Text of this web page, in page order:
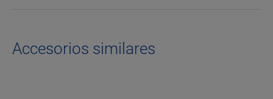
Accesorios similares